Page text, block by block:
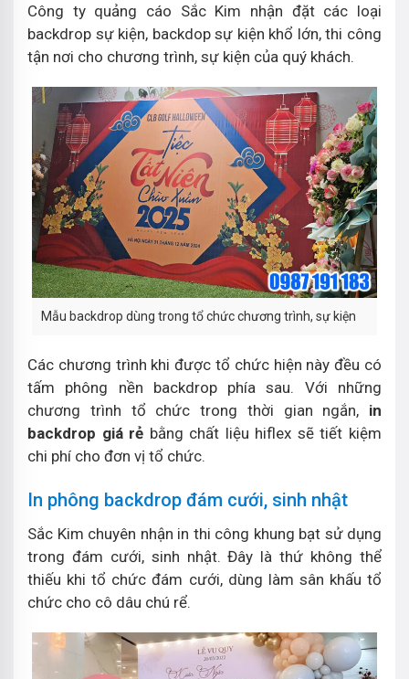
Công ty quảng cáo Sắc Kim nhận đặt các loại
backdrop sự kiện, backdop sự kiện khổ lớn, thi công
tận nơi cho chương trình, sự kiện của quý khách.
Mẫu backdrop dùng trong tổ chức chương trình, sự kiện
Các chương trình khi được tổ chức hiện này đều có
tấm phông nền backdrop phía sau. Với những
chương trình tổ chức trong thời gian ngắn, in
backdrop giá rẻ bằng chất liệu hiflex sẽ tiết kiệm
chi phí cho đơn vị tổ chức.
In phông backdrop đám cưới, sinh nhật
Sắc Kim chuyên nhận in thi công khung bạt sử dụng
trong đám cưới, sinh nhật. Đây là thứ không thể
thiếu khi tổ chức đám cưới, dùng làm sân khấu tổ
chức cho cô dâu chú rể.